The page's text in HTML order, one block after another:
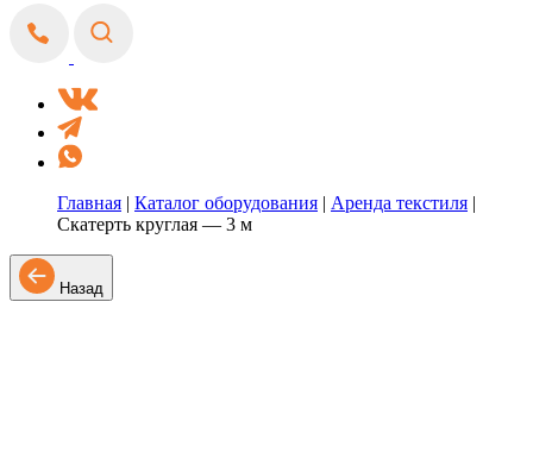
Главная | Каталог оборудования | Аренда текстиля |
Скатерть круглая — 3 м
Назад